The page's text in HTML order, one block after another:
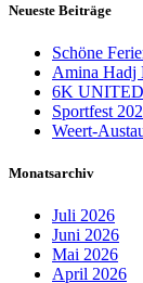
Neueste Beiträge
Schöne
Amina Hadj
6K UNITED
Sportfest
Weert-
Monatsarchiv
Juli 2026
Juni 2026
Mai 2026
April 2026